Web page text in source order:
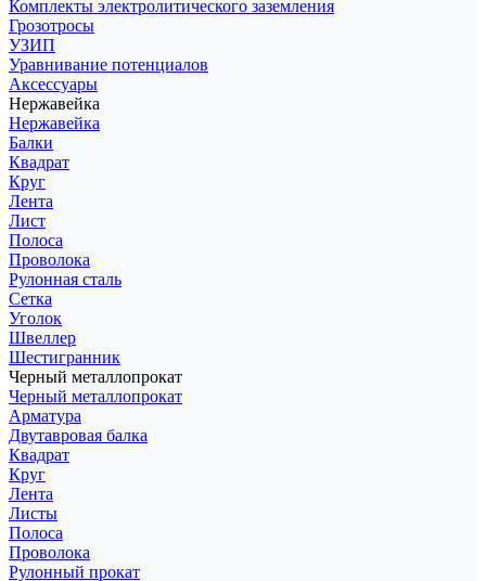
Комплекты электролитического заземления
Грозотросы
УЗИП
Уравнивание потенциалов
Аксессуары
Нержавейка
Нержавейка
Балки
Квадрат
Круг
Лента
Лист
Полоса
Проволока
Рулонная сталь
Сетка
Уголок
Швеллер
Шестигранник
Черный металлопрокат
Черный металлопрокат
Арматура
Двутавровая балка
Квадрат
Круг
Лента
Листы
Полоса
Проволока
Рулонный прокат